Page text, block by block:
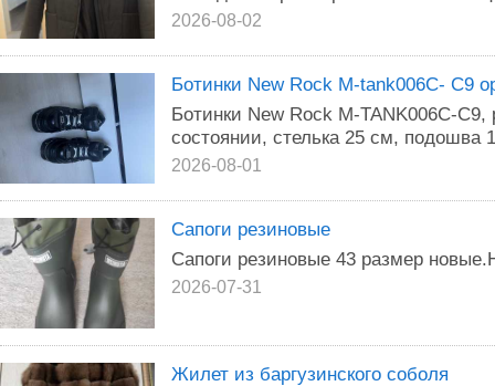
2026-08-02
Ботинки New Rock M-tank006C- С9
Ботинки New Rock M-TANK006C-
состоянии, стелька 25 см, подошва
2026-08-01
Сапоги резиновые
Сапоги резиновые 43 размер
2026-07-31
Жилет из баргузинского соболя